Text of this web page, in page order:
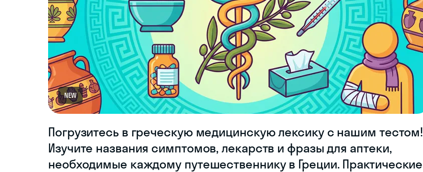
NEW
Погрузитесь в греческую медицинскую лексику с нашим тестом!
Изучите названия симптомов, лекарств и фразы для аптеки,
необходимые каждому путешественнику в Греции. Практические